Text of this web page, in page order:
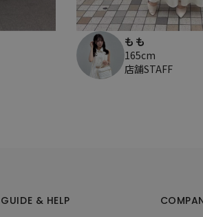
もも
165cm
店舗STAFF
GUIDE & HELP